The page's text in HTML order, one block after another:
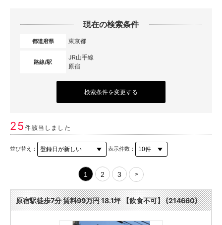
現在の検索条件
都道府県 東京都
路線/駅
JR山手線
原宿
検索条件を変更する
25件該当しました
並び替え： 表示件数：
1 2 3 >
原宿駅徒歩7分 賃料99万円 18.1坪 【飲食不可】 (214660)